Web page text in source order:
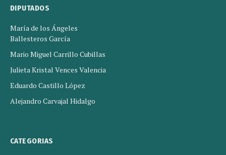
DIPUTADOS
María de los Ángeles
Ballesteros García
Mario Miguel Carrillo Cubillas
Julieta Kristal Vences Valencia
Eduardo Castillo López
Alejandro Carvajal Hidalgo
CATEGORIAS